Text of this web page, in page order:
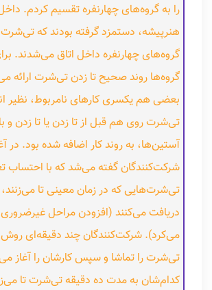
را به گروه‌های چهارنفره تقسیم کردم.
هنرپیشه، دستمزد گرفته بودند که تی‌شرت
گروه‌های چهارنفره داخل اتاق می‌شدند.
گروه‌ها روند صحیح تا زدن تی‌شرت ارائه
بعضی هم یکسری کارهای نامربوط، نظیر
تی‌شرت روی هم قبل از تا زدن یا تا زدن و
آستین‌ها، به روند کار اضافه شده بود. در
شرکت‌کنندگان گفته می‌شد که با احتساب
تی‌شرت‌هایی که در زمان معینی تا
دریافت می‌کنند (افزودن مراحل
می‌کرد). شرکت‌کنندگان چند دقیقه‌ای روش
تی‌شرت را تماشا و سپس کارشان را آغاز
کدام‌شان به مدت ده دقیقه تی‌شرت تا